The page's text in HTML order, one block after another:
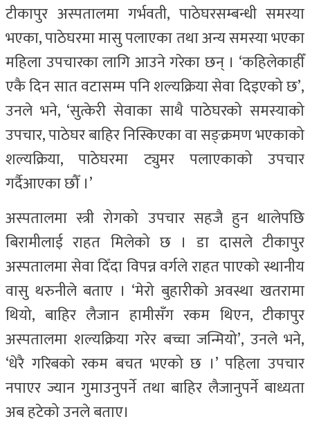
टीकापुर अस्पतालमा गर्भवती, पाठेघरसम्बन्धी समस्या
भएका, पाठेघरमा मासु पलाएका तथा अन्य समस्या भएका
महिला उपचारका लागि आउने गरेका छन् । ‘कहिलेकाहीँ
एकै दिन सात वटासम्म पनि शल्यक्रिया सेवा दिइएको छ’,
उनले भने, ‘सुत्केरी सेवाका साथै पाठेघरको समस्याको
उपचार, पाठेघर बाहिर निस्किएका वा सङ्क्रमण भएकाको
शल्यक्रिया, पाठेघरमा ट्युमर पलाएकाको उपचार
गर्दैआएका छौँ ।’
अस्पतालमा स्त्री रोगको उपचार सहजै हुन थालेपछि
बिरामीलाई राहत मिलेको छ । डा दासले टीकापुर
अस्पतालमा सेवा दिँदा विपन्न वर्गले राहत पाएको स्थानीय
वासु थरुनीले बताए । ‘मेरो बुहारीको अवस्था खतरामा
थियो, बाहिर लैजान हामीसँग रकम थिएन, टीकापुर
अस्पतालमा शल्यक्रिया गरेर बच्चा जन्मियो’, उनले भने,
‘धेरै गरिबको रकम बचत भएको छ ।’ पहिला उपचार
नपाएर ज्यान गुमाउनुपर्ने तथा बाहिर लैजानुपर्ने बाध्यता
अब हटेको उनले बताए।